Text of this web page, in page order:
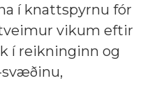
í knattspyrnu fór
vikum eftir
í reikninginn og